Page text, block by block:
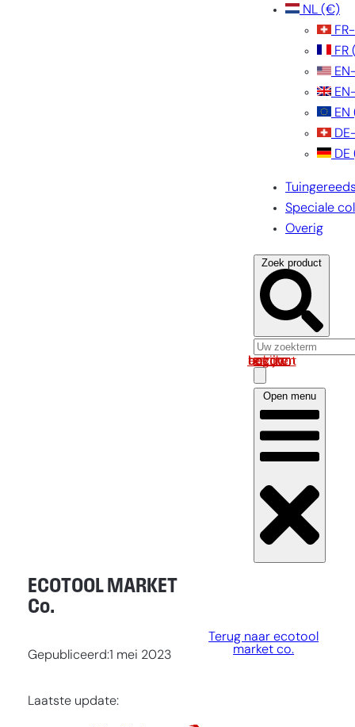
NL (€)
FR
EN
DE
Speciale
Overig
Zoek product
Log in om uw account te bekijken
Open menu
ECOTOOL MARKET
Co.
Gepubliceerd:1 mei 2023
Laatste update:
Terug naar ecotool
market co.